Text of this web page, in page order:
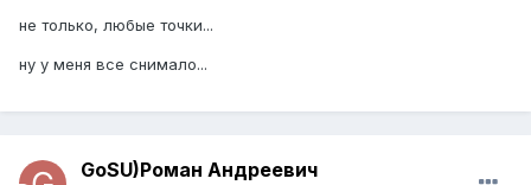
не только, любые точки...
ну у меня все снимало...
GoSU)Роман Андреевич